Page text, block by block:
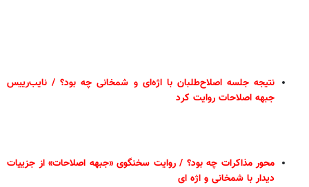
نتیجه جلسه اصلاح‌طلبان با اژه‌ای و شمخانی چه بود؟ / نایب‌رییس
جبهه اصلاحات روایت کرد
محور مذاکرات چه بود؟ / روایت سخنگوی «جبهه اصلاحات» از جزییات
دیدار با شمخانی و اژه ای